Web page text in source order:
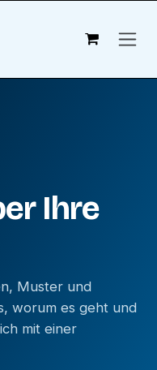
Ihre
Muster und
worum es geht und
mit einer